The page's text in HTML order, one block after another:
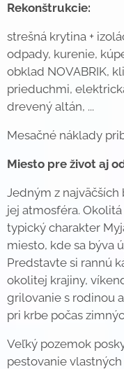
Rekonštrukcie:
strešná krytina +
odpady, kurenie,
obklad NOVABRIK,
prieduchmi,
drevený altán, ...
Mesačné náklady
Miesto pre život aj
Jedným z
jej atmosféra.
typický charakter
miesto, kde sa býva
Predstavte si rannú
okolitej krajiny,
grilovanie s rodinou
pri krbe počas
Veľký pozemok
pestovanie